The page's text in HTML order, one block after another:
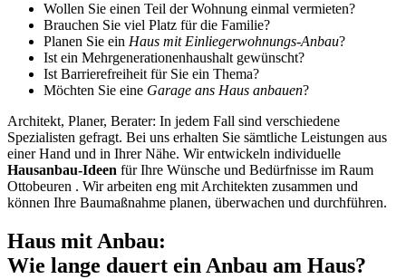
Wollen Sie einen Teil der Wohnung einmal vermieten?
Brauchen Sie viel Platz für die Familie?
Planen Sie ein Haus mit Einliegerwohnungs-Anbau?
Ist ein Mehrgenerationenhaushalt gewünscht?
Ist Barrierefreiheit für Sie ein Thema?
Möchten Sie eine Garage ans Haus anbauen?
Architekt, Planer, Berater: In jedem Fall sind verschiedene
Spezialisten gefragt. Bei uns erhalten Sie sämtliche Leistungen aus
einer Hand und in Ihrer Nähe. Wir entwickeln individuelle
Hausanbau-Ideen für Ihre Wünsche und Bedürfnisse im Raum
Ottobeuren . Wir arbeiten eng mit Architekten zusammen und
können Ihre Baumaßnahme planen, überwachen und durchführen.
Haus mit Anbau:
Wie lange dauert ein Anbau am Haus?